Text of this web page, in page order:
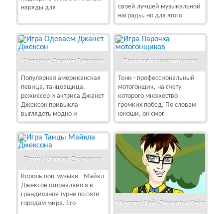
наряды для
своей лучшей музыкальной
награды, но для этого
Одеваем Джанет Джексон
Популярная американская
певица, танцовщица,
режиссер и актриса Джанет
Джексон привыкла
выглядеть модно и
Парочка мотогонщиков
Тони - профессиональный
мотогонщик, на счету
которого множество
громких побед. По словам
юноши, он смог
Танцы Майкла Джексона
Король поп-музыки - Майкл
Джексон отправляется в
грандиозное турне по пяти
городам мира. Его
Монстер Хай: Джекил и Хайд